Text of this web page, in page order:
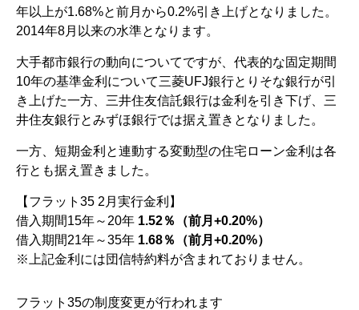
年以上が1.68%と前月から0.2%引き上げとなりました。
2014年8月以来の水準となります。
大手都市銀行の動向についてですが、代表的な固定期間
10年の基準金利について三菱UFJ銀行とりそな銀行が引
き上げた一方、三井住友信託銀行は金利を引き下げ、三
井住友銀行とみずほ銀行では据え置きとなりました。
一方、短期金利と連動する変動型の住宅ローン金利は各
行とも据え置きました。
【フラット35 2月実行金利】
借入期間15年～20年 1.52％（前月+0.20%）
借入期間21年～35年 1.68％（前月+0.20%）
※上記金利には団信特約料が含まれておりません。
フラット35の制度変更が行われます